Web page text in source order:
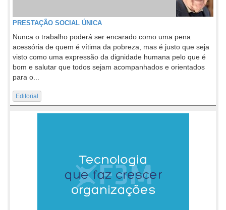
PRESTAÇÃO SOCIAL ÚNICA
Nunca o trabalho poderá ser encarado como uma pena
acessória de quem é vítima da pobreza, mas é justo que seja
visto como uma expressão da dignidade humana pelo que é
bom e salutar que todos sejam acompanhados e orientados
para o...
Editorial